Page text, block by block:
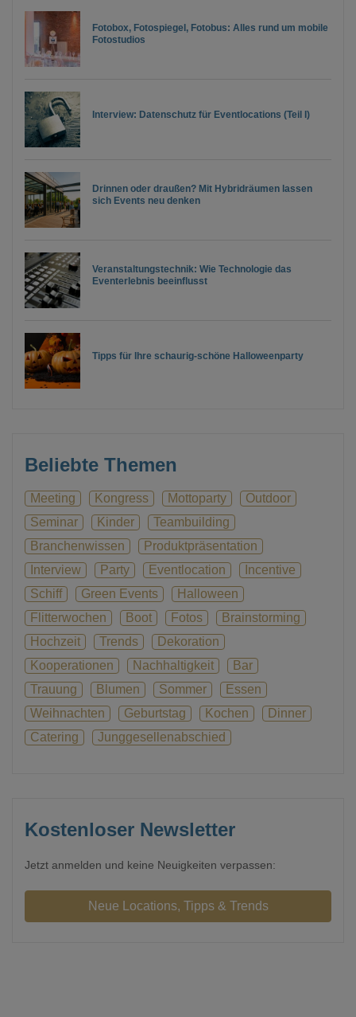
Fotobox, Fotospiegel, Fotobus: Alles rund um mobile
Fotostudios
Interview: Datenschutz für Eventlocations (Teil I)
Drinnen oder draußen? Mit Hybridräumen lassen
sich Events neu denken
Veranstaltungstechnik: Wie Technologie das
Eventerlebnis beeinflusst
Tipps für Ihre schaurig-schöne Halloweenparty
Beliebte Themen
Meeting Kongress Mottoparty
Outdoor
Seminar
Kinder
Teambuilding
Branchenwissen
Produktpräsentation
Interview
Party Eventlocation
Incentive
Schiff
Green Events
Halloween
Flitterwochen
Boot Fotos
Brainstorming
Hochzeit
Trends
Dekoration
Kooperationen
Nachhaltigkeit
Bar
Trauung
Blumen Sommer
Essen
Weihnachten
Geburtstag Kochen
Dinner
Catering
Junggesellenabschied
Kostenloser Newsletter
Jetzt anmelden und keine Neuigkeiten verpassen: